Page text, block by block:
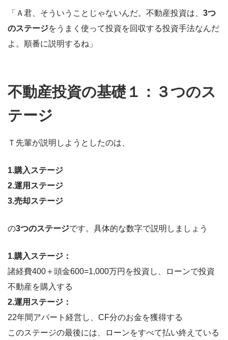
「Ａ君、そういうことじゃないんだ。不動産投資は、 3つ
のステージをうまく使って投資を回収する投資手法なんだ
よ。順番に説明するね」
不動産投資の基礎１：３つのス
テージ
Ｔ先輩が説明しようとしたのは、
1.購入ステージ
2.運用ステージ
3.売却ステージ
の3つのステージです。具体的な数字で説明しましょう
1.購入ステージ：
諸経費400＋頭金600=1,000万円を投資し、ローンで投資
不動産を購入する
2.運用ステージ：
22年間アパート経営し、CF分のお金を獲得する
このステージの最後には、ローンをすべて払い終えている